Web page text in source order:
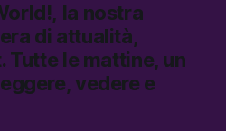
la nostra
di attualità,
Tutte le mattine, un
vedere e